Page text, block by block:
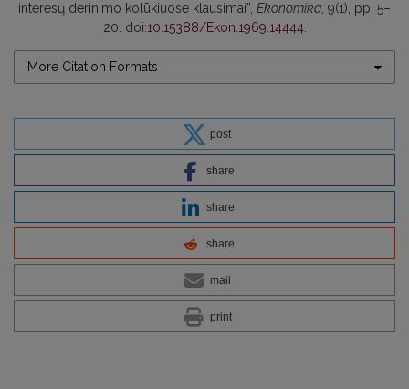
interesų derinimo kolūkiuose klausimai”, Ekonomika , 9(1), pp. 5–
20. doi:10.15388/Ekon.1969.14444.
More Citation Formats
post
share
share
share
mail
print